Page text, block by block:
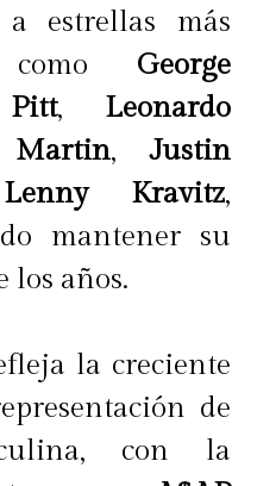
estrellas más
como George
, Leonardo
, Justin
Kravitz,
mantener su
los años.
la creciente
de
con la